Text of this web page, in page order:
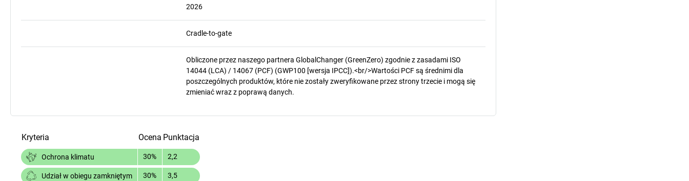
2026
Cradle-to-gate
Obliczone przez naszego partnera GlobalChanger (GreenZero) zgodnie z zasadami ISO
14044 (LCA) / 14067 (PCF) (GWP100 [wersja IPCC]).<br/>Wartości PCF są średnimi dla
poszczególnych produktów, które nie zostały zweryfikowane przez strony trzecie i mogą się
zmieniać wraz z poprawą danych.
Kryteria Ocena Punktacja
Ochrona klimatu 30% 2,2
Udział w obiegu zamkniętym 30% 3,5